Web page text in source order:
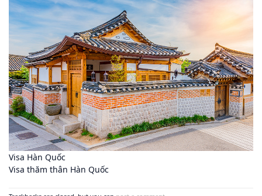
Visa Hàn Quốc
Visa thăm thân Hàn Quốc